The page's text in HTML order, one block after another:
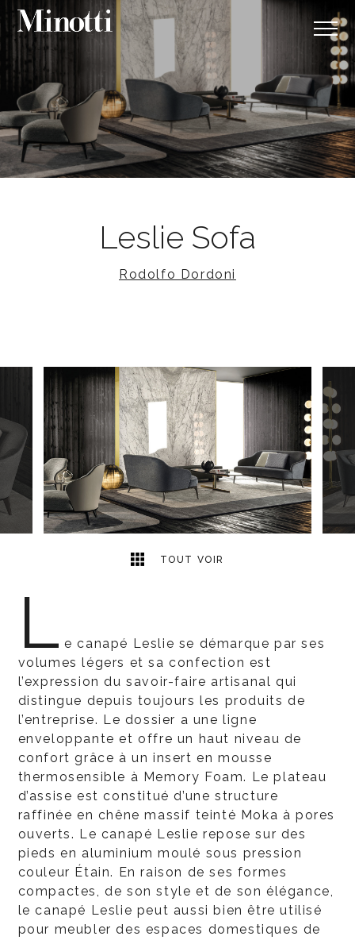
Leslie Sofa
Rodolfo Dordoni
TOUT VOIR
9 2
L e canapé Leslie se démarque par ses
volumes légers et sa confection est
l’expression du savoir-faire artisanal qui
distingue depuis toujours les produits de
l’entreprise. Le dossier a une ligne
enveloppante et offre un haut niveau de
confort grâce à un insert en mousse
thermosensible à Memory Foam. Le plateau
d’assise est constitué d’une structure
raffinée en chêne massif teinté Moka à pores
ouverts. Le canapé Leslie repose sur des
pieds en aluminium moulé sous pression
couleur Étain. En raison de ses formes
compactes, de son style et de son élégance,
le canapé Leslie peut aussi bien être utilisé
pour meubler des espaces domestiques de